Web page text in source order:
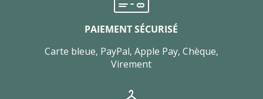
PAIEMENT SÉCURISÉ
Carte bleue, PayPal, Apple Pay, Chèque,
Virement